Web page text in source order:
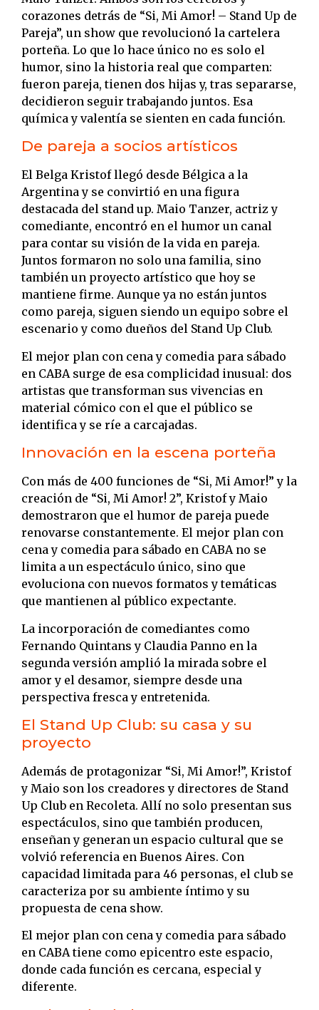
corazones detrás de “Si, Mi Amor! – Stand Up de
Pareja”, un show que revolucionó la cartelera
porteña. Lo que lo hace único no es solo el
humor, sino la historia real que comparten:
fueron pareja, tienen dos hijas y, tras separarse,
decidieron seguir trabajando juntos. Esa
química y valentía se sienten en cada función.
De pareja a socios artísticos
El Belga Kristof llegó desde Bélgica a la
Argentina y se convirtió en una figura
destacada del stand up. Maio Tanzer, actriz y
comediante, encontró en el humor un canal
para contar su visión de la vida en pareja.
Juntos formaron no solo una familia, sino
también un proyecto artístico que hoy se
mantiene firme. Aunque ya no están juntos
como pareja, siguen siendo un equipo sobre el
escenario y como dueños del Stand Up Club.
El mejor plan con cena y comedia para sábado
en CABA surge de esa complicidad inusual: dos
artistas que transforman sus vivencias en
material cómico con el que el público se
identifica y se ríe a carcajadas.
Innovación en la escena porteña
Con más de 400 funciones de “Si, Mi Amor!” y la
creación de “Si, Mi Amor! 2”, Kristof y Maio
demostraron que el humor de pareja puede
renovarse constantemente. El mejor plan con
cena y comedia para sábado en CABA no se
limita a un espectáculo único, sino que
evoluciona con nuevos formatos y temáticas
que mantienen al público expectante.
La incorporación de comediantes como
Fernando Quintans y Claudia Panno en la
segunda versión amplió la mirada sobre el
amor y el desamor, siempre desde una
perspectiva fresca y entretenida.
El Stand Up Club: su casa y su
proyecto
Además de protagonizar “Si, Mi Amor!”, Kristof
y Maio son los creadores y directores de Stand
Up Club en Recoleta. Allí no solo presentan sus
espectáculos, sino que también producen,
enseñan y generan un espacio cultural que se
volvió referencia en Buenos Aires. Con
capacidad limitada para 46 personas, el club se
caracteriza por su ambiente íntimo y su
propuesta de cena show.
El mejor plan con cena y comedia para sábado
en CABA tiene como epicentro este espacio,
donde cada función es cercana, especial y
diferente.